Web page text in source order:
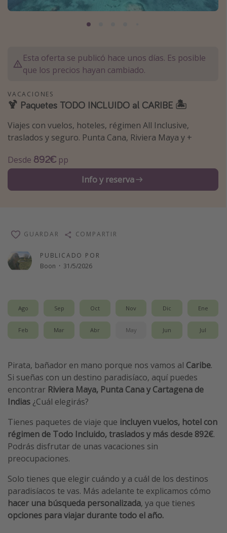
Marruecos
Tailandia
Maldivas
Albania
Inspiración para viajes
Camping
Glamping
Viajar sola como mujer
Vacaciones de Playa
Viajes para singles
Escapadas románticas
Más temas
Trabajar en el extranjero
Cruceros por el Mediterráneo
Guía de equipaje de mano
Parques de atracciones
Viaja con musicales
El Rey León el musical
Harry Potter en Londres y otros destinos
Eventos deportivos
Esta oferta se publicó hace unos días. Es posible
que los precios hayan cambiado.
VACACIONES
🍹 Paquetes TODO INCLUIDO al CARIBE 🏝️
Viajes con vuelos, hoteles, régimen All Inclusive,
traslados y seguro. Punta Cana, Riviera Maya y +
Desde 892€ pp
Info y reserva
PUBLICADO POR
Boon · 31/5/2026
GUARDAR COMPARTIR
Ago Sep Oct Nov Dic Ene
Feb Mar Abr May Jun Jul
Pirata, bañador en mano porque nos vamos al Caribe.
Si sueñas con un destino paradisíaco, aquí puedes
encontrar Riviera Maya, Punta Cana y Cartagena de
Indias ¿Cuál elegirás?
Tienes paquetes de viaje que incluyen vuelos, hotel con
régimen de Todo Incluido, traslados y más desde 892€.
Podrás disfrutar de unas vacaciones sin
preocupaciones.
Solo tienes que elegir cuándo y a cuál de los destinos
paradisíacos te vas. Más adelante te explicamos cómo
hacer una búsqueda personalizada, ya que tienes
opciones para viajar durante todo el año.